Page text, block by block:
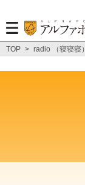
TOP > radio （寝寝寝）